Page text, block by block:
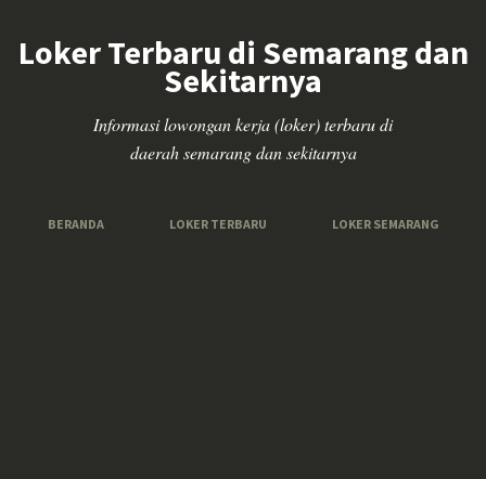
Loker Terbaru di Semarang dan
Sekitarnya
Informasi lowongan kerja (loker) terbaru di
daerah semarang dan sekitarnya
BERANDA LOKER TERBARU LOKER SEMARANG